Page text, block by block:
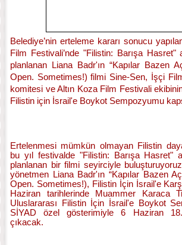
Belediye’nin erteleme kararı sonucu
Film Festivali’nde "Filistin: Barışa Hasret"
planlanan Liana Badr'ın “Kapılar Bazen
Open. Sometimes!) filmi Sine-Sen, İşçi
komitesi ve Altın Koza Film Festivali
Filistin için İsrail'e Boykot Sempozyumu
Ertelenmesi mümkün olmayan Filistin
bu yıl festivalde "Filistin: Barışa Hasret"
planlanan bir filmi seyirciyle
yönetmen Liana Badr'ın “Kapılar Bazen
Open. Sometimes!), Filistin İçin İsrail'e
Haziran tarihlerinde Muammer Karaca
Uluslararası Filistin İçin İsrail'e Boykot
SİYAD özel gösterimiyle 6 Haziran
çıkacak.